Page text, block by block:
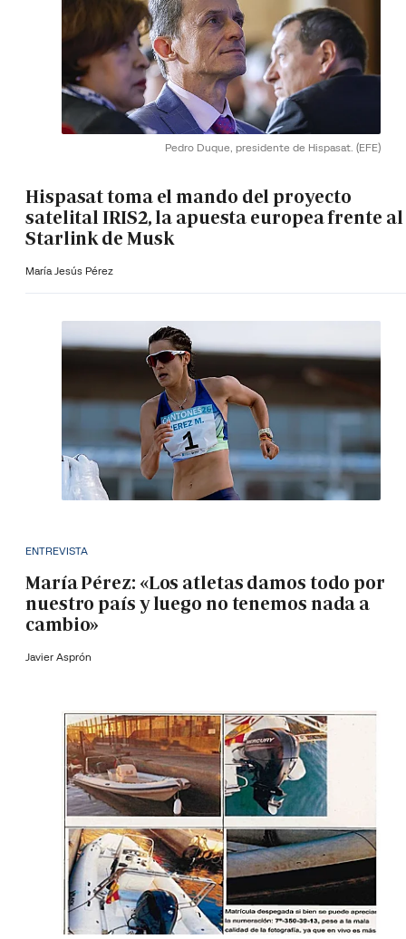
Pedro Duque, presidente de Hispasat. (EFE)
Hispasat toma el mando del proyecto
satelital IRIS2, la apuesta europea frente al
Starlink de Musk
María Jesús Pérez
ENTREVISTA
María Pérez: «Los atletas damos todo por
nuestro país y luego no tenemos nada a
cambio»
Javier Asprón